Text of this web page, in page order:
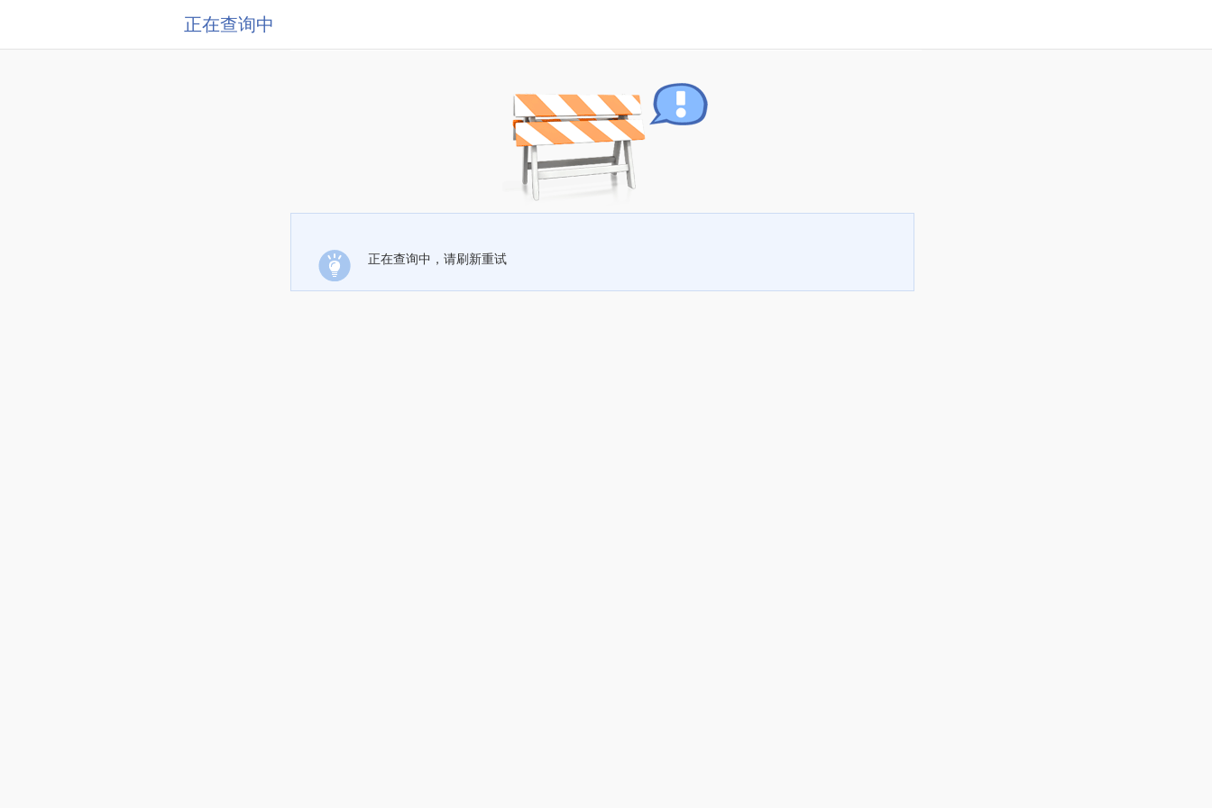
正在查询中
正在查询中，请刷新重试